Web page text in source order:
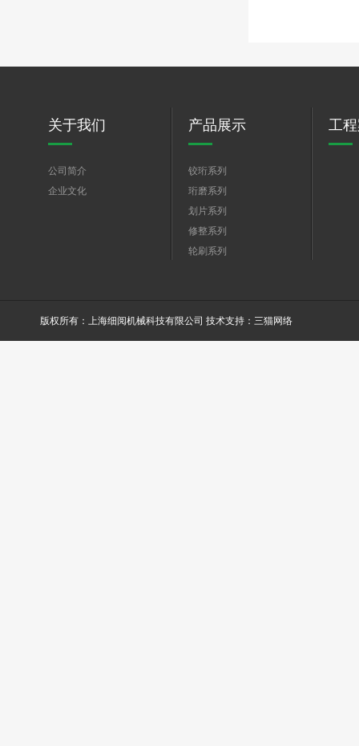
关于我们
公司简介
企业文化
产品展示
铰珩系列
珩磨系列
划片系列
修整系列
轮刷系列
工
版权所有：上海细阅机械科技有限公司 技术支持： 三猫网络